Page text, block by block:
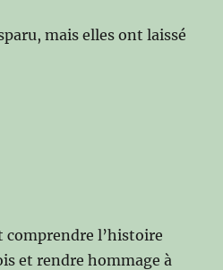
mais elles ont laissé
comprendre l’histoire
et rendre hommage à